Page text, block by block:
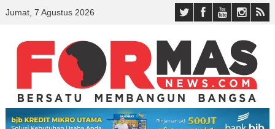
Jumat, 7 Agustus 2026